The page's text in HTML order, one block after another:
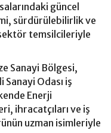
güncel
sürdürülebilirlik ve
temsilcileriyle
Sanayi Bölgesi,
Odası iş
Enerji
ihracatçıları ve iş
uzman isimleriyle